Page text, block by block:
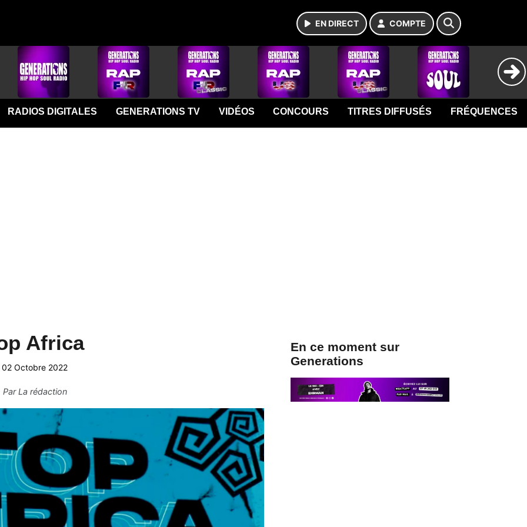
EN DIRECT COMPTE
RADIOS DIGITALES GENERATIONS TV VIDÉOS CONCOURS TITRES DIFFUSÉS FRÉQUENCES
Africa
02 Octobre 2022
ParLa rédaction
En ce moment sur
Generations